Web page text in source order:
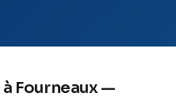
Fourneaux —